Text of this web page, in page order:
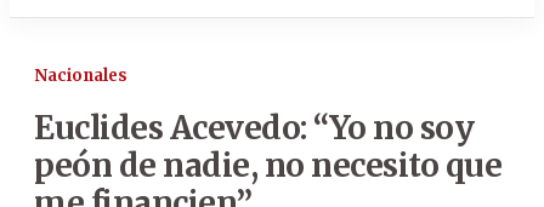
Nacionales
Euclides Acevedo: “Yo no soy
peón de nadie, no necesito que